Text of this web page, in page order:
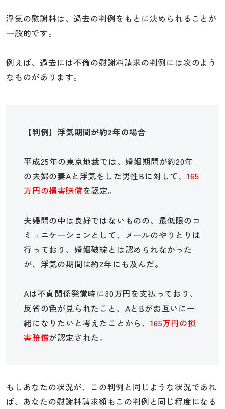
浮気の慰謝料は、過去の判例をもとに決められることが
一般的です。
例えば、過去には不倫の慰謝料請求の判例には次のよう
なものがあります。
【判例】浮気期間が約2年の場合
平成25年の東京地裁では、婚姻期間が約20年
の夫婦の妻Aと浮気をした男性Bに対して、 165
万円の損害賠償を認定。
夫婦間の中は良好ではないものの、最低限のコ
ミュニケーションとして、メールのやりとりは
行っており、婚姻破綻とは認められなかった
が、浮気の期間は約2年にも及んだ。
Aは不貞関係発覚時に30万円を支払っており、
反省の色が見られたこと、AとBがお互いに一
緒になりたいと考えたことから、165万円の損
害賠償が認定された。
もしあなたの状況が、この判例と同じような状況であれ
ば、あなたの慰謝料請求額もこの判例と同じ程度になる